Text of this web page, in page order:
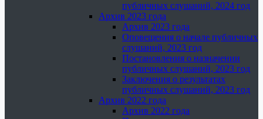
публичных слушаний, 2024 год
Архив 2023 года
Архив 2023 года
Оповещения о начале публичных
слушаний, 2023 год
Постановления о назначении
публичных слушаний, 2023 год
Заключения о результатах
публичных слушаний, 2023 год
Архив 2022 года
Архив 2022 года